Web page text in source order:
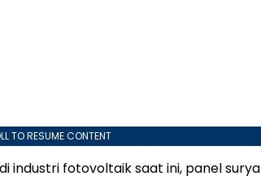
TO RESUME CONTENT
industri fotovoltaik saat ini, panel surya